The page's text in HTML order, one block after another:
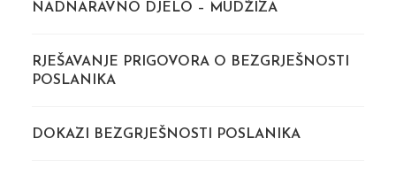
NADNARAVNO DJELO – MUDŽIZA
RJEŠAVANJE PRIGOVORA O BEZGRJEŠNOSTI
POSLANIKA
DOKAZI BEZGRJEŠNOSTI POSLANIKA